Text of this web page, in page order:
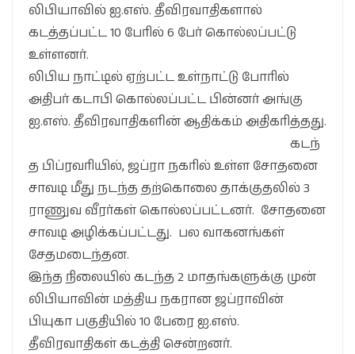
லிபியாவில் ஐ.எஸ். தீவிரவாதிகளால்
கடத்தப்பட்ட 10 பேரில் 6 பேர் கொல்லப்பட்டு
உள்ளனர்.
லிபிய நாட்டில் ஏற்பட்ட உள்நாட்டு போரில்
அதிபர் கடாபி கொல்லப்பட்ட பின்னர் அங்கு
ஐ.எஸ். தீவிரவாதிகளின் ஆதிக்கம் அதிகரித்தது.
கடந்
த பிப்ரவரியில், ஜப்ரா நகரில் உள்ள சோதனை
சாவடி மீது நடந்த தற்கொலை தாக்குதலில் 3
ராணுவ வீரர்கள் கொல்லப்பட்டனர். சோதனை
சாவடி அழிக்கப்பட்டது. பல வாகனங்கள்
சேதமடைந்தன.
இந்த நிலையில் கடந்த 2 மாதங்களுக்கு முன்
லிபியாவின் மத்திய நகரான ஜப்ராவின்
பியுகா பகுதியில் 10 பேரை ஐ.எஸ்.
தீவிரவாதிகள் கடத்தி சென்றனர்.